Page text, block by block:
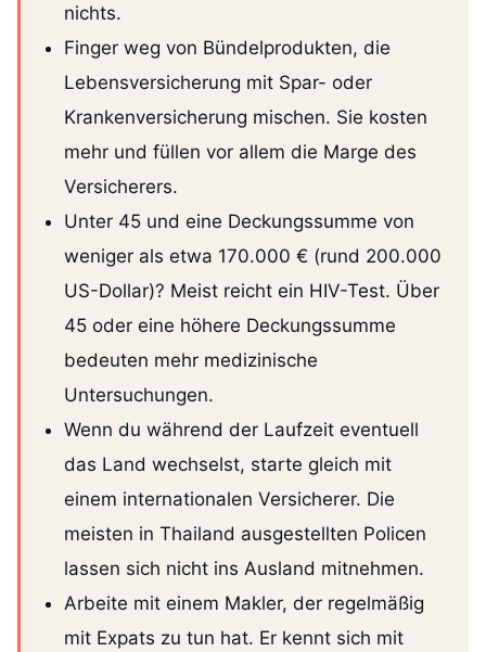
nichts.
Finger weg von Bündelprodukten, die
Lebensversicherung mit Spar- oder
Krankenversicherung mischen. Sie kosten
mehr und füllen vor allem die Marge des
Versicherers.
Unter 45 und eine Deckungssumme von
weniger als etwa 170.000 € (rund 200.000
US-Dollar)? Meist reicht ein HIV-Test. Über
45 oder eine höhere Deckungssumme
bedeuten mehr medizinische
Untersuchungen.
Wenn du während der Laufzeit eventuell
das Land wechselst, starte gleich mit
einem internationalen Versicherer. Die
meisten in Thailand ausgestellten Policen
lassen sich nicht ins Ausland mitnehmen.
Arbeite mit einem Makler, der regelmäßig
mit Expats zu tun hat. Er kennt sich mit